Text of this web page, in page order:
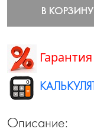
В КОРЗИНУ
Описание: